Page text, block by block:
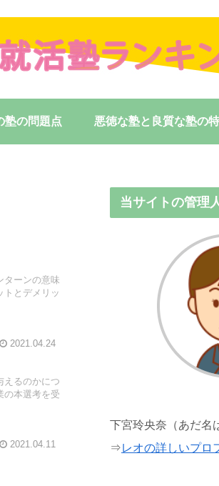
塾の問題点 悪徳な塾と良質な塾の
ターンの意味
トとデメリッ
2021.04.24
えるのかにつ
の本選考を受
2021.04.11
当サイトの管理
下宮玲央奈（あだ名
⇒レオの詳しいプロ